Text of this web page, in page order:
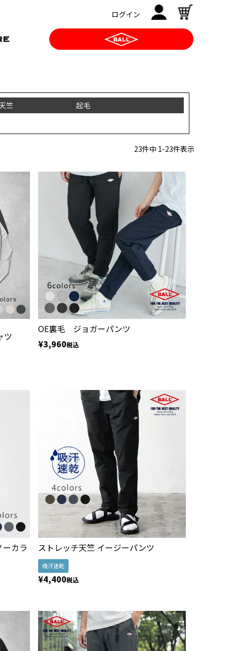
ログイン
竺
起毛
23件中 1-23件表示
ツ
OE裏毛 ジョガーパンツ
¥3,960税込
ーカラ ストレッチ天竺 イージーパンツ
吸汗速乾
¥4,400税込